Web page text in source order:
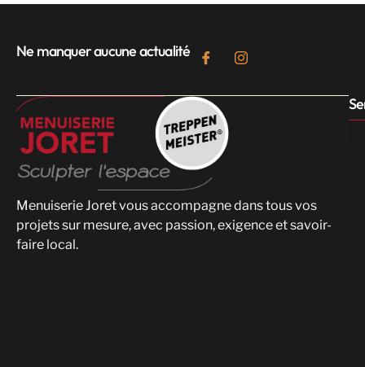
Ne manquer aucune actualité
Menuiserie Joret vous accompagne dans tous vos
projets sur mesure, avec passion, exigence et savoir-
faire local.